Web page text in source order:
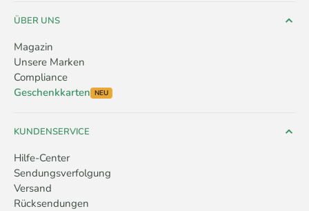
ÜBER UNS
Magazin
Unsere Marken
Compliance
Geschenkkarten NEU
KUNDENSERVICE
Hilfe-Center
Sendungsverfolgung
Versand
Rücksendungen